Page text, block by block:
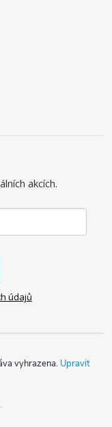
akcích.
údajů
vyhrazena. Upravit